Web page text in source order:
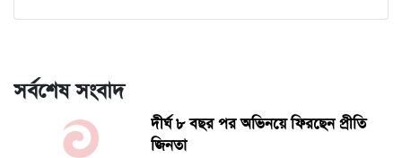
সর্বশেষ সংবাদ
দীর্ঘ ৮ বছর পর অভিনয়ে ফিরছেন প্রীতি
জিনতা